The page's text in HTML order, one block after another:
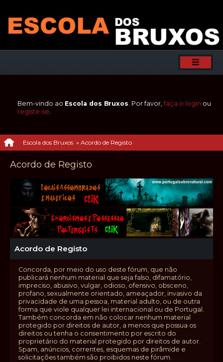
Bem-vindo ao Escola dos Bruxos. Por favor, faça o login ou
registe-se.
Escola dos Bruxos » Acordo de Registo
Acordo de Registo
Acordo de Registo
Concorda, por meio do uso deste fórum, que não
publicará nenhum material que seja falso, difamatório,
impreciso, abusivo, vulgar, odioso, ofensivo, obsceno,
profano, sexualmente orientado, ameaçador, invasivo da
privacidade de uma pessoa, material adulto, ou de outra
forma que viole qualquer lei internacional ou de Portugal.
Também concorda em não colocar nenhum material
protegido por direitos de autor, a menos que possua os
direitos ou tenha o consentimento por escrito do
proprietário do material protegido por direitos de autor.
Spam, anúncios, correntes, esquemas de pirâmide e
solicitações também são proibidos neste fórum.